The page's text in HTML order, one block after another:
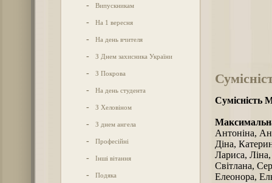
- Випускникам
- На 1 вересня
- На день вчителя
- З Днем захисника України
- З Покрова
- На день студента
- З Хеловіном
- З днем ангела
- Професійні
- Інші вітання
- Подяка
Сумісність
Антоніна,
Діна,
Лариса,
Світлана,
Елеонора,